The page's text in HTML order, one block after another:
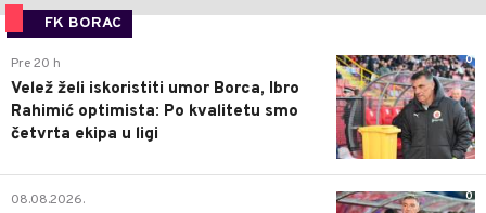
FK BORAC
0
Pre 20 h
Velež želi iskoristiti umor Borca, Ibro
Rahimić optimista: Po kvalitetu smo
četvrta ekipa u ligi
0
08.08.2026.